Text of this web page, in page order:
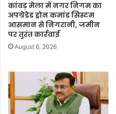
कांवड़ मेला में नगर निगम का
अपग्रेडेड ड्रोन कमांड सिस्टम
आसमान से निगरानी, जमीन
पर तुरंत कार्रवाई
August 6, 2026